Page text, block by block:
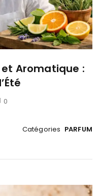
Aromatique :
0
Catégories PARFUM